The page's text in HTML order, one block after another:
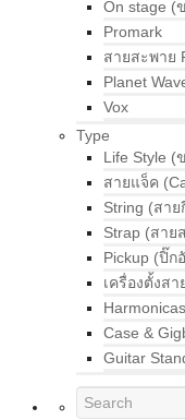
On stage (
Promark
สายสะพาย
Planet
Vox
Type
Life Style (
สายแจ็ค
String (สาย
Strap (สาย
Pickup (ปิ๊ก
เครื่องตั้งส
Case &
Guitar